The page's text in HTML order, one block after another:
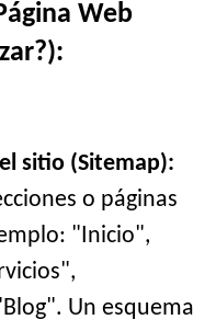
Web
sitio (Sitemap):
o páginas
"Inicio",
Un esquema